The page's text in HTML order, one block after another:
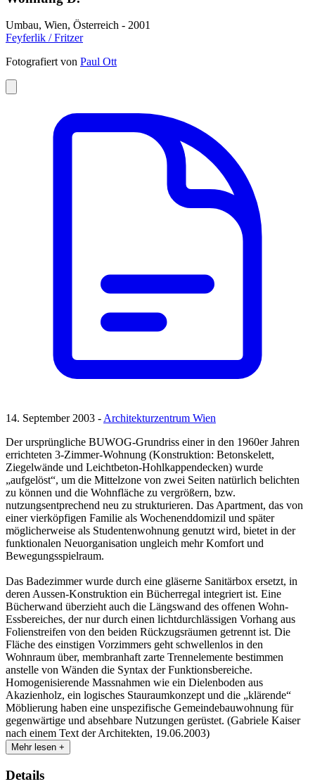
Umbau, Wien, Österreich - 2001
Feyferlik / Fritzer
Fotografiert von Paul Ott
14. September 2003 -Architekturzentrum Wien
Der ursprüngliche BUWOG-Grundriss einer in den 1960er Jahren
errichteten 3-Zimmer-Wohnung (Konstruktion: Betonskelett,
Ziegelwände und Leichtbeton-Hohlkappendecken) wurde
„aufgelöst“, um die Mittelzone von zwei Seiten natürlich belichten
zu können und die Wohnfläche zu vergrößern, bzw.
nutzungsentprechend neu zu strukturieren. Das Apartment, das von
einer vierköpfigen Familie als Wochenenddomizil und später
möglicherweise als Studentenwohnung genutzt wird, bietet in der
funktionalen Neuorganisation ungleich mehr Komfort und
Bewegungsspielraum.
Das Badezimmer wurde durch eine gläserne Sanitärbox ersetzt, in
deren Aussen-Konstruktion ein Bücherregal integriert ist. Eine
Bücherwand überzieht auch die Längswand des offenen Wohn-
Essbereiches, der nur durch einen lichtdurchlässigen Vorhang aus
Folienstreifen von den beiden Rückzugsräumen getrennt ist. Die
Fläche des einstigen Vorzimmers geht schwellenlos in den
Wohnraum über, membranhaft zarte Trennelemente bestimmen
anstelle von Wänden die Syntax der Funktionsbereiche.
Homogenisierende Massnahmen wie ein Dielenboden aus
Akazienholz, ein logisches Stauraumkonzept und die „klärende“
Möblierung haben eine unspezifische Gemeindebauwohnung für
gegenwärtige und absehbare Nutzungen gerüstet. (Gabriele Kaiser
nach einem Text der Architekten, 19.06.2003)
Mehr lesen +
Details